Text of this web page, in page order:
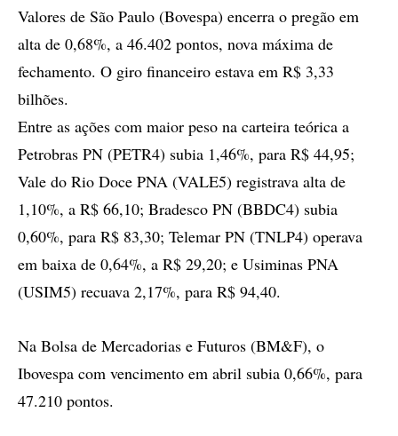
Valores de São Paulo (Bovespa) encerra o pregão em
alta de 0,68%, a 46.402 pontos, nova máxima de
fechamento. O giro financeiro estava em R$ 3,33
bilhões.
Entre as ações com maior peso na carteira teórica a
Petrobras PN (PETR4) subia 1,46%, para R$ 44,95;
Vale do Rio Doce PNA (VALE5) registrava alta de
1,10%, a R$ 66,10; Bradesco PN (BBDC4) subia
0,60%, para R$ 83,30; Telemar PN (TNLP4) operava
em baixa de 0,64%, a R$ 29,20; e Usiminas PNA
(USIM5) recuava 2,17%, para R$ 94,40.
Na Bolsa de Mercadorias e Futuros (BM&F), o
Ibovespa com vencimento em abril subia 0,66%, para
47.210 pontos.